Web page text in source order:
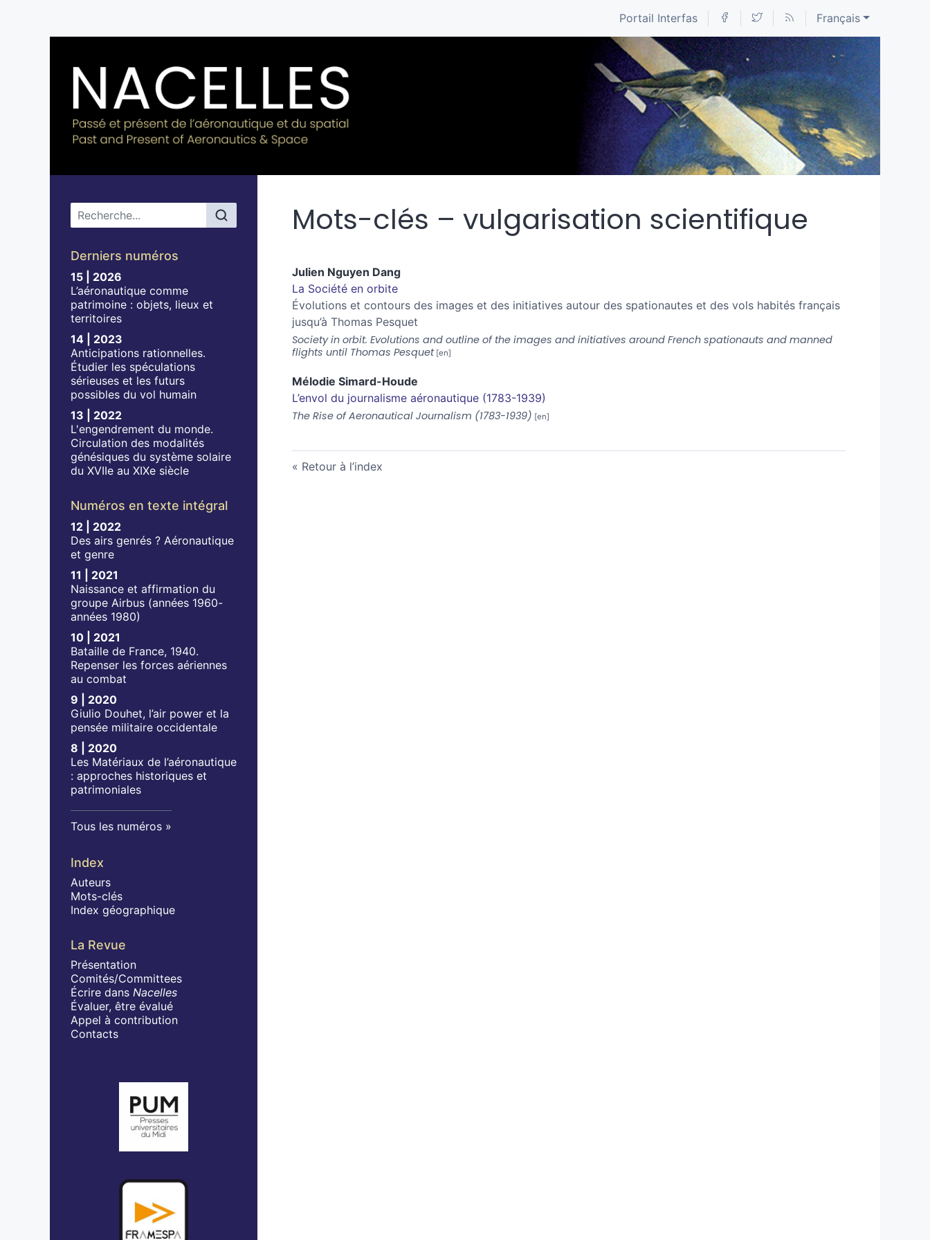
Portail Interfas Français
Menu principal
Derniers numéros
15 | 2026
L’aéronautique comme
patrimoine : objets, lieux et
territoires
14 | 2023
Anticipations rationnelles.
Étudier les spéculations
sérieuses et les futurs
possibles du vol humain
13 | 2022
L'engendrement du monde.
Circulation des modalités
génésiques du système solaire
du XVIIe au XIXe siècle
Numéros en texte intégral
12 | 2022
Des airs genrés ? Aéronautique
et genre
11 | 2021
Naissance et affirmation du
groupe Airbus (années 1960-
années 1980)
10 | 2021
Bataille de France, 1940.
Repenser les forces aériennes
au combat
9 | 2020
Giulio Douhet, l’air power et la
pensée militaire occidentale
8 | 2020
Les Matériaux de l’aéronautique
: approches historiques et
patrimoniales
Tous les numéros
Index
Auteurs
Mots-clés
Index géographique
La Revue
Présentation
Comités/Committees
Écrire dans Nacelles
Évaluer, être évalué
Appel à contribution
Contacts
Mots-clés – vulgarisation scientifique
Julien Nguyen Dang
La Société en orbite
Évolutions et contours des images et des initiatives autour des spationautes et des vols habités français
jusqu’à Thomas Pesquet
Society in orbit. Evolutions and outline of the images and initiatives around French spationauts and manned
flights until Thomas Pesquet
Mélodie Simard-Houde
L’envol du journalisme aéronautique (1783-1939)
The Rise of Aeronautical Journalism (1783-1939)
Retour à l’index